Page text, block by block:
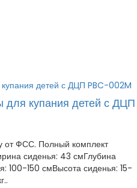
купания детей с ДЦП
от ФСС. Полный комплект
сиденья: 43 смГлубина
100-150 смВысота сиденья: 15-